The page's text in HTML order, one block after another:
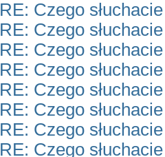
RE: Czego
RE: Czego
RE: Czego
RE: Czego
RE: Czego
RE: Czego
RE: Czego
RE: Czego